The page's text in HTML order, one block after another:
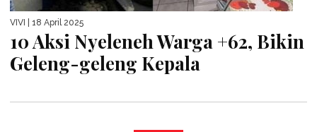
VIVI | 18 April 2025
10 Aksi Nyeleneh Warga +62, Bikin
Geleng-geleng Kepala